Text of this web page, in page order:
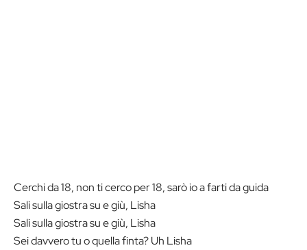
Cerchi da 18, non ti cerco per 18, sarò io a farti da guida
Sali sulla giostra su e giù, Lisha
Sali sulla giostra su e giù, Lisha
Sei davvero tu o quella finta? Uh Lisha